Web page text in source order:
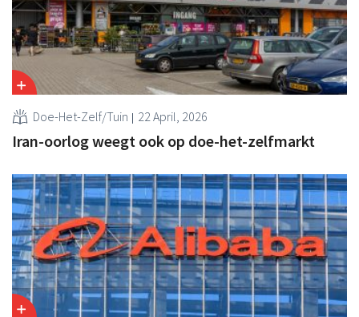
Doe-Het-Zelf/Tuin 22 April, 2026
Iran-oorlog weegt ook op doe-het-zelfmarkt